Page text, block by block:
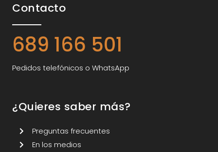
Contacto
689 166 501
Pedidos telefónicos o WhatsApp
¿Quieres saber más?
Preguntas frecuentes
En los medios